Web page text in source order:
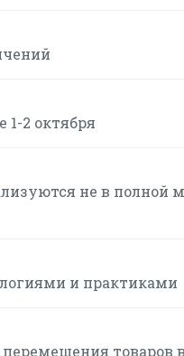
1-2 октября
не в полной
и практиками
товаров